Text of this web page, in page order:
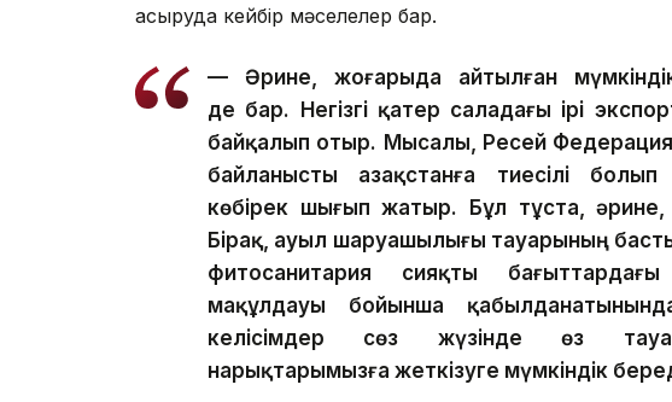
асыруда кейбір мәселелер бар.
— Әрине, жоғарыда айтылған
де бар. Негізгі қатер саладағы ірі
байқалып отыр. Мысалы, Ресей
байланысты Қазақстанға тиесілі
көбірек шығып жатыр. Бұл тұста, әрине,
Бірақ, ауыл шаруашылығы тауарының
фитосанитария сияқты
мақұлдауы бойынша
келісімдер сөз жүзінде өз
нарықтарымызға жеткізуге мүмкіндік